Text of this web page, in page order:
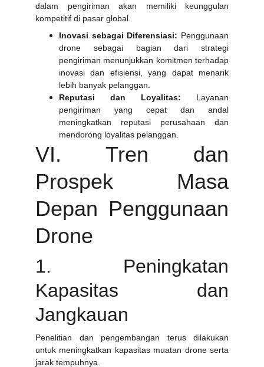
dalam pengiriman akan memiliki keunggulan
kompetitif di pasar global.
Inovasi sebagai Diferensiasi: Penggunaan
drone sebagai bagian dari strategi
pengiriman menunjukkan komitmen terhadap
inovasi dan efisiensi, yang dapat menarik
lebih banyak pelanggan.
Reputasi dan Loyalitas: Layanan
pengiriman yang cepat dan andal
meningkatkan reputasi perusahaan dan
mendorong loyalitas pelanggan.
VI. Tren dan
Prospek Masa
Depan Penggunaan
Drone
1. Peningkatan
Kapasitas dan
Jangkauan
Penelitian dan pengembangan terus dilakukan
untuk meningkatkan kapasitas muatan drone serta
jarak tempuhnya.